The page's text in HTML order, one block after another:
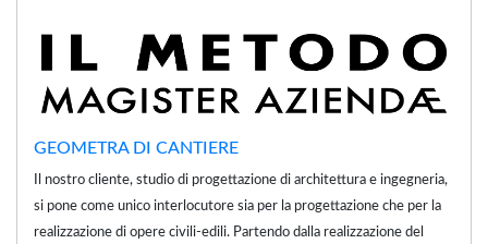
GEOMETRA DI CANTIERE
Il nostro cliente, studio di progettazione di architettura e ingegneria,
si pone come unico interlocutore sia per la progettazione che per la
realizzazione di opere civili-edili. Partendo dalla realizzazione del